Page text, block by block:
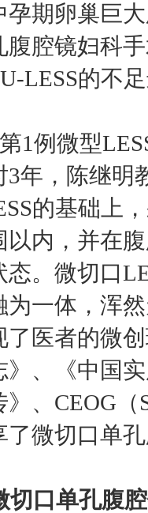
期卵巢巨
腹腔镜妇科
LESS的不
1例微型
年，陈继
的基础上
以内，并在
。微切口
为一体，浑
医者的微
》、《中国
、CEOG
了微切口单
切口单孔腹